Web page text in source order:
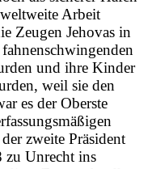
Arbeit
Zeugen Jehovas in
und ihre Kinder
weil sie den
es der Oberste
zweite Präsident
zu Unrecht ins